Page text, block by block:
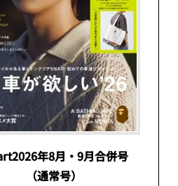
年8月・9月合併号
（通常号）